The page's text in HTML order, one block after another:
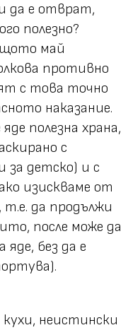
да е отврат,
полезно?
май
противно
с това точно
наказание.
полезна храна,
с
за детско) и с
изискваме от
да продължи
после може да
яде, без да е
неистински